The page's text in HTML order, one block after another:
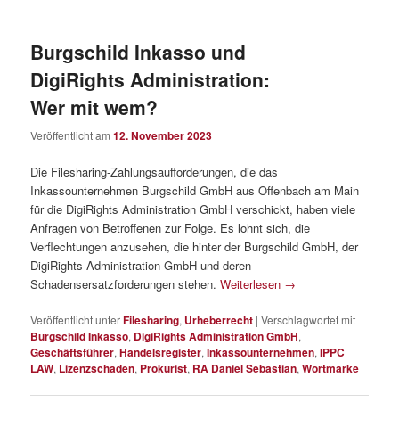
Burgschild Inkasso und
DigiRights Administration:
Wer mit wem?
Veröffentlicht am12. November 2023
Die Filesharing-Zahlungsaufforderungen, die das
Inkassounternehmen Burgschild GmbH aus Offenbach am Main
für die DigiRights Administration GmbH verschickt, haben viele
Anfragen von Betroffenen zur Folge. Es lohnt sich, die
Verflechtungen anzusehen, die hinter der Burgschild GmbH, der
DigiRights Administration GmbH und deren
Schadensersatzforderungen stehen.Weiterlesen →
Veröffentlicht unterFilesharing, Urheberrecht |Verschlagwortet mit
Burgschild Inkasso, DigiRights Administration GmbH,
Geschäftsführer,Handelsregister,Inkassounternehmen,IPPC
LAW, Lizenzschaden, Prokurist, RA Daniel Sebastian,Wortmarke